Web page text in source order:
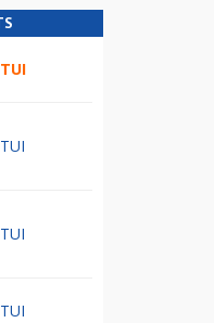
TUI
TUI
TUI
TUI